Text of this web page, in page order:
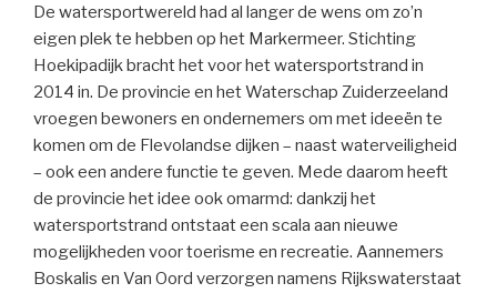
De watersportwereld had al langer de wens om zo’n
eigen plek te hebben op het Markermeer. Stichting
Hoekipadijk bracht het voor het watersportstrand in
2014 in. De provincie en het Waterschap Zuiderzeeland
vroegen bewoners en ondernemers om met ideeën te
komen om de Flevolandse dijken – naast waterveiligheid
– ook een andere functie te geven. Mede daarom heeft
de provincie het idee ook omarmd: dankzij het
watersportstrand ontstaat een scala aan nieuwe
mogelijkheden voor toerisme en recreatie. Aannemers
Boskalis en Van Oord verzorgen namens Rijkswaterstaat